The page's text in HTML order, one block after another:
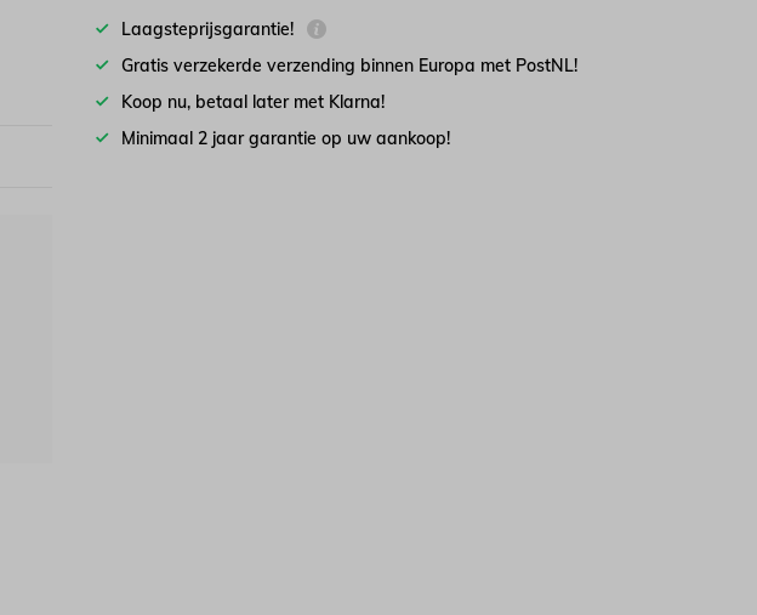
Laagsteprijsgarantie!
Gratis verzekerde verzending binnen Europa met PostNL!
Koop nu, betaal later met Klarna!
Minimaal 2 jaar garantie op uw aankoop!